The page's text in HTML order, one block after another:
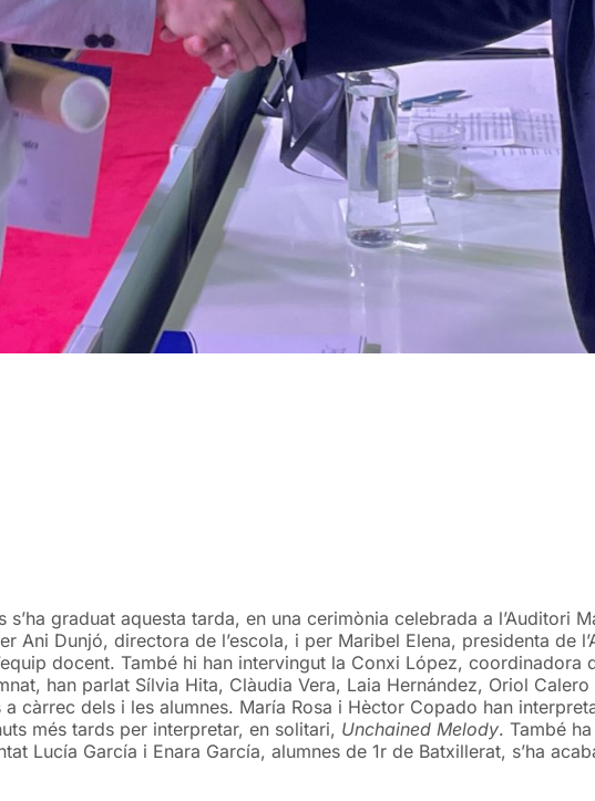
s’ha graduat aquesta tarda, en una cerimònia celebrada a l’Auditori
Ani Dunjó, directora de l’escola, i per Maribel Elena, presidenta de
docent. També hi han intervingut la Conxi López, coordinadora
han parlat Sílvia Hita, Clàudia Vera, Laia Hernández, Oriol
càrrec dels i les alumnes. María Rosa i Hèctor Copado han
més tards per interpretar, en solitari, Unchained Melody. També
Lucía García i Enara García, alumnes de 1r de Batxillerat, s’ha